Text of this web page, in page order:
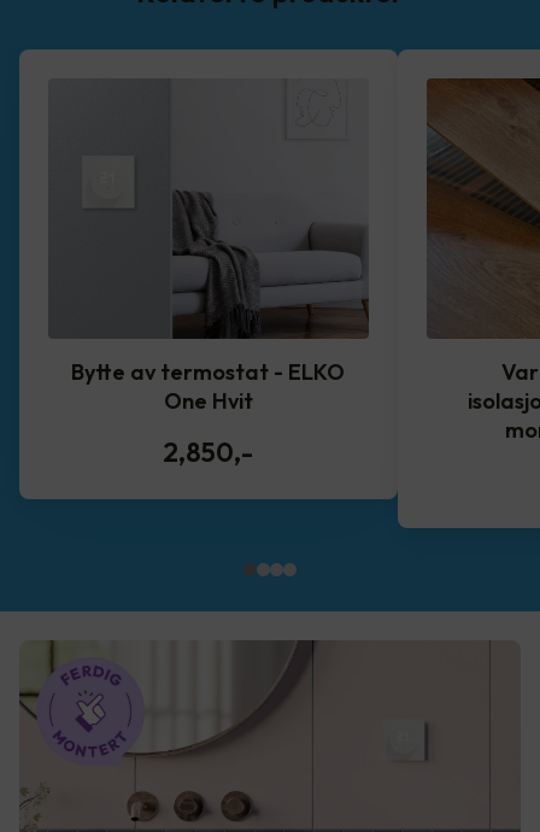
Bytte av termostat - ELKO
One Hvit
2,850,-